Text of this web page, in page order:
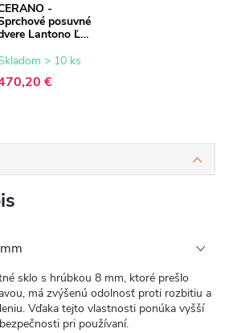
-
posuvné
Lantono Ľ/P
- chróm,
- 170x195
> 10 ks
€
sklo s hrúbkou 8 mm, ktoré prešlo
má zvýšenú odolnosť proti rozbitiu a
Vďaka tejto vlastnosti ponúka vyšší
pri používaní.